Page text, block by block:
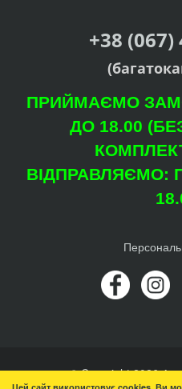
+38 (067)
ПРИЙМАЄМО
ДО 18.00
ВІДПРАВЛЯЄМО:
© Copyright 2026
Цей сайт використовує cookies. Ви